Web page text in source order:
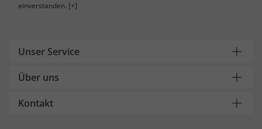
einverstanden. [+]
Unser Service
Über uns
Kontakt